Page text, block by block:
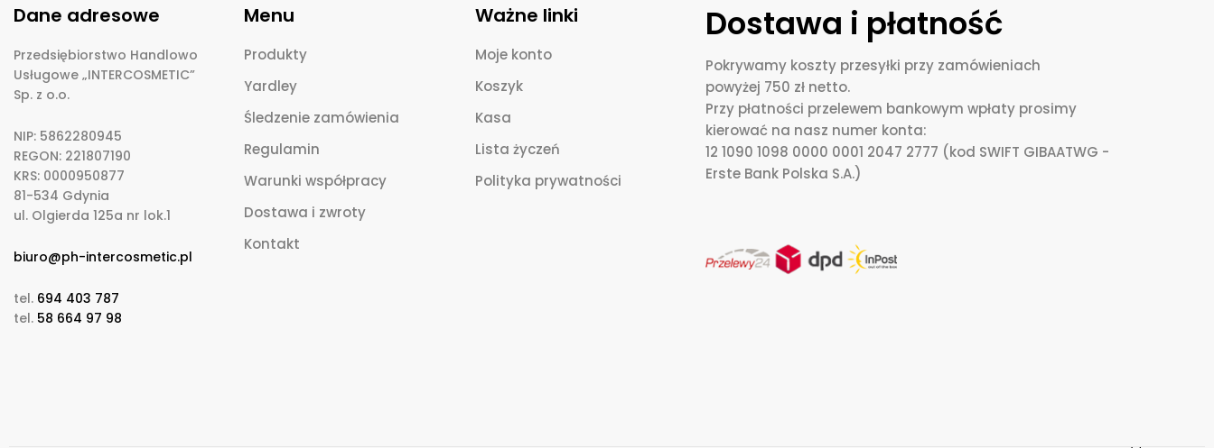
Dane adresowe
Przedsiębiorstwo Handlowo
Usługowe „INTERCOSMETIC”
Sp. z o.o.
NIP: 5862280945
REGON: 221807190
KRS: 0000950877
81-534 Gdynia
ul. Olgierda 125a nr lok.1
biuro@ph-intercosmetic.pl
tel. 694 403 787
tel. 58 664 97 98
Menu
Produkty
Yardley
Śledzenie zamówienia
Regulamin
Warunki współpracy
Dostawa i zwroty
Kontakt
Ważne linki
Moje konto
Koszyk
Kasa
Lista życzeń
Polityka prywatności
Dostawa i płatność
Pokrywamy koszty przesyłki przy zamówieniach
powyżej 750 zł netto.
Przy płatności przelewem bankowym wpłaty prosimy
kierować na nasz numer konta:
12 1090 1098 0000 0001 2047 2777 (kod SWIFT GIBAATWG -
Erste Bank Polska S.A.)